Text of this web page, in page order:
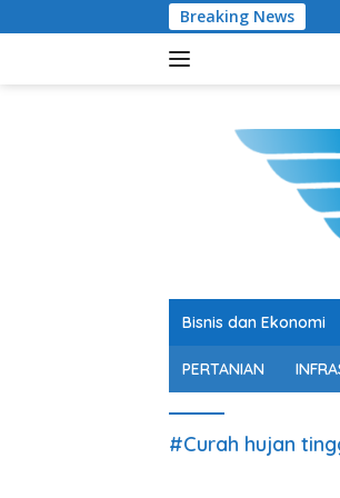
ke
Breaking News
Bisnis dan Ekonomi
PERTANIAN
#Curah hujan